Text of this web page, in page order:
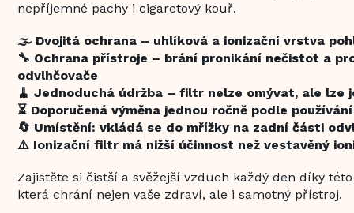
nepříjemné pachy i cigaretový kouř.
🌫️ Dvojitá ochrana – uhlíková a ionizační vrstva
🔧 Ochrana přístroje – brání pronikání nečistot a
odvlhčovače
🧹 Jednoduchá údržba – filtr nelze omývat, ale lze
⏳ Doporučená výměna jednou ročně podle
🔄 Umístění: vkládá se do mřížky na zadní části
⚠️ Ionizační filtr má nižší účinnost než vestavěný
Zajistěte si čistší a svěžejší vzduch každý den díky
která chrání nejen vaše zdraví, ale i samotný přístroj.